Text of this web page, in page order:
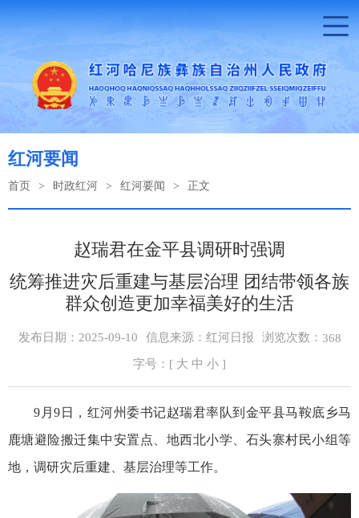
红河要闻
首页 > 时政红河 > 红河要闻 > 正文
赵瑞君在金平县调研时强调
统筹推进灾后重建与基层治理 团结带领各族
群众创造更加幸福美好的生活
发布日期：2025-09-10 信息来源：红河日报 浏览次数： 368
字号：[ 大 中 小 ]
9月9日，红河州委书记赵瑞君率队到金平县马鞍底乡马
鹿塘避险搬迁集中安置点、地西北小学、石头寨村民小组等
地，调研灾后重建、基层治理等工作。